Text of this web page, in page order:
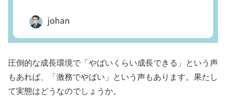
圧倒的な成長環境で「やばいくらい成長できる」という声
もあれば、「激務でやばい」という声もあります。果たし
て実態はどうなのでしょうか。